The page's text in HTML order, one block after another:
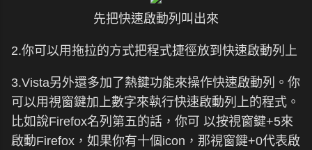
先把快速啟動列叫出來
2.你可以用拖拉的方式把程式捷徑放到快速啟動列上
3.Vista另外還多加了熱鍵功能來操作快速啟動列。你
可以用視窗鍵加上數字來執行快速啟動列上的程式。
比如說Firefox名列第五的話，你可 以按視窗鍵+5來
啟動Firefox，如果你有十個icon，那視窗鍵+0代表啟